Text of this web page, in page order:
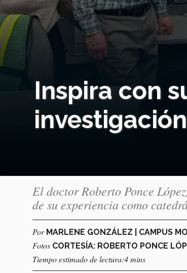
Inspira con
El doctor Roberto Ponce
de su experiencia como
Por MARLENE GONZÁLEZ | CAMPUS
Fotos CORTESÍA: ROBERTO PONCE
Tiempo estimado de lectura:4 mins